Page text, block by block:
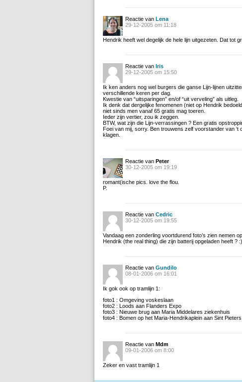
Reactie van Lena
29-12-2005 om 11:18
Hendrik heeft wel degelijk de hele lijn uitgezeten. Dat tot
Reactie van Iris
29-12-2005 om 15:50
Ik ken anders nog wel burgers die ganse Lijn-lijnen
verschillende keren per dag.
Kwestie van “uitsparingen” en/of “uit verveling” als uitleg.
Ik denk dat dergelijke fenomenen (niet op Hendrik
niet sinds men vanaf 65 gratis mag toeren.
Ieder zijn vertier, zou ik zeggen.
BTW, wat zijn die Lijn-verrassingen ? Een gratis
Foei van mij, sorry. Ben trouwens zelf voorstander van
klagen.
Reactie van Peter
30-12-2005 om 19:19
romant(ische pics. love the flou.
P.
Reactie van Cedric
30-12-2005 om 19:55
Vandaag een zonderling voortdurend foto’s zien nemen
Hendrik (the real thing) die zijn batterij opgeladen heeft ? :)
Reactie van Gundilo
08-01-2006 om 16:01
Ik gok ook op tramlijn 1:
foto1 : Omgeving voskeslaan
foto2 : Loods aan Flanders Expo
foto3 : Nieuwe brug aan Maria Middelares ziekenhuis
foto4 : Bomen op het Maria-Hendrikaplein aan Sint Pieters
Reactie van Mdm
09-01-2006 om 8:00
Zeker en vast tramlijn 1